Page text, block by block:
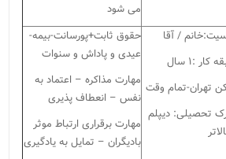
می شود
/ آقا
کار :۱ سال
تهران-تمام وقت
تحصیلی: دیپلم
حقوق ثابت+پورسانت-بیمه-
عیدی و پاداش و سنوات
مهارت مذاکره – اعتماد به
نفس – انعطاف پذیری
مهارت برقراری ارتباط موثر
بادیگران – تمایل به یادگیری